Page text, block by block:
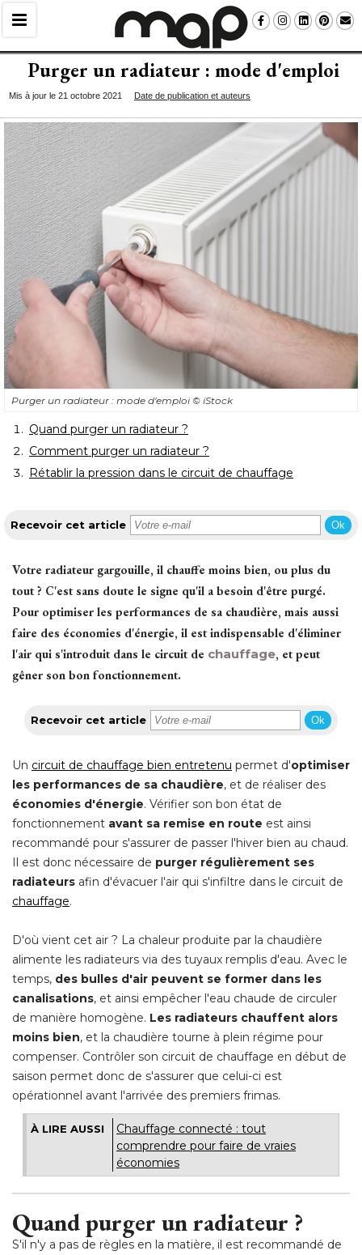
Purger un radiateur : mode d'emploi
Mis à jour le 21 octobre 2021 Date de publication et auteurs
Purger un radiateur : mode d'emploi © iStock
Quand purger un radiateur ?
Comment purger un radiateur ?
Rétablir la pression dans le circuit de chauffage
Recevoir cet article Ok
Votre radiateur gargouille, il chauffe moins bien, ou plus du
tout ? C'est sans doute le signe qu'il a besoin d'être purgé.
Pour optimiser les performances de sa chaudière, mais aussi
faire des économies d'énergie, il est indispensable d'éliminer
l'air qui s'introduit dans le circuit de chauffage, et peut
gêner son bon fonctionnement.
Recevoir cet article Ok
Un circuit de chauffage bien entretenu permet d'optimiser
les performances de sa chaudière, et de réaliser des
économies d'énergie. Vérifier son bon état de
fonctionnement avant sa remise en route est ainsi
recommandé pour s'assurer de passer l'hiver bien au chaud.
Il est donc nécessaire de purger régulièrement ses
radiateurs afin d'évacuer l'air qui s'infiltre dans le circuit de
chauffage.
D'où vient cet air ? La chaleur produite par la chaudière
alimente les radiateurs via des tuyaux remplis d'eau. Avec le
temps, des bulles d'air peuvent se former dans les
canalisations, et ainsi empêcher l'eau chaude de circuler
de manière homogène. Les radiateurs chauffent alors
moins bien, et la chaudière tourne à plein régime pour
compenser. Contrôler son circuit de chauffage en début de
saison permet donc de s'assurer que celui-ci est
opérationnel avant l'arrivée des premiers frimas.
À LIRE AUSSI
Chauffage connecté : tout
comprendre pour faire de vraies
économies
Quand purger un radiateur ?
S'il n'y a pas de règles en la matière, il est recommandé de